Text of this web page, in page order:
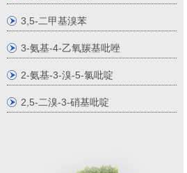
3,5-二甲基溴苯
3-氨基-4-乙氧羰基吡唑
2-氨基-3-溴-5-氯吡啶
2,5-二溴-3-硝基吡啶